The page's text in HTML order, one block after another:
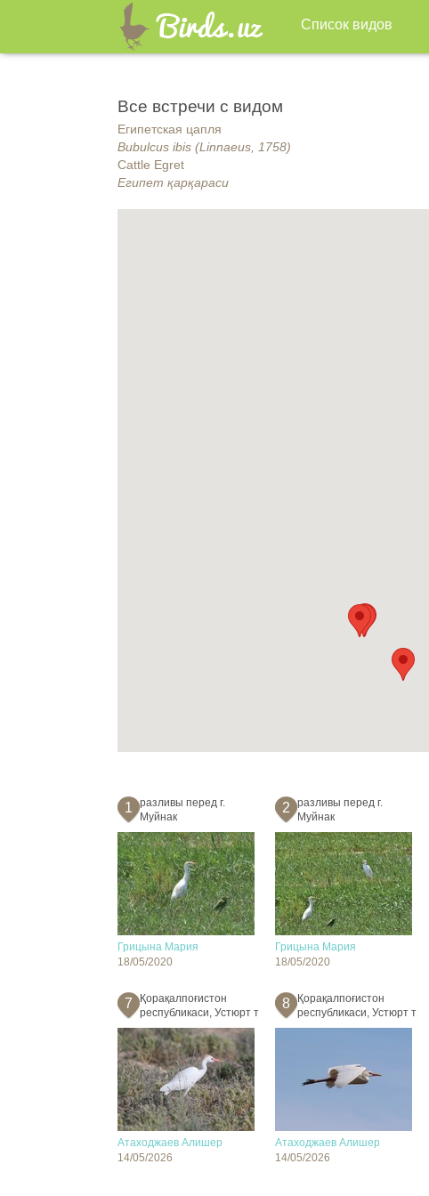
Список видов
Все встречи с видом
Египетская цапля
Bubulcus ibis (Linnaeus, 1758)
Cattle Egret
Египет қарқараси
1
разливы перед г.
Муйнак
Грицына Мария
18/05/2020
2
разливы перед г.
Муйнак
Грицына Мария
18/05/2020
7
Қорақалпоғистон
республикаси, Устюрт т
Атаходжаев Алишер
14/05/2026
8
Қорақалпоғистон
республикаси, Устюрт т
Атаходжаев Алишер
14/05/2026